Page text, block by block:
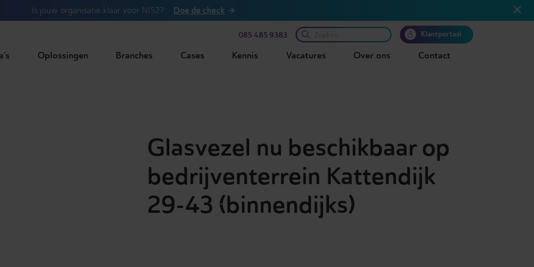
Is jouw organisatie klaar voor NIS2? Doe de check
085 485 9383 Klantportaal
Oplossingen Branches Cases Kennis Vacatures Over ons Contact
Glasvezel nu beschikbaar op
bedrijventerrein Kattendijk
29-43 (binnendijks)